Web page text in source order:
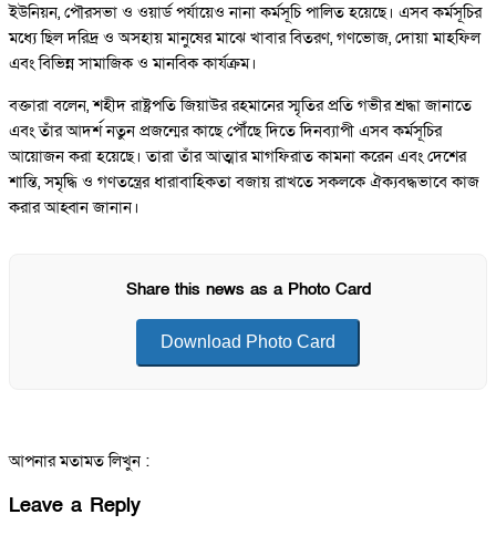
ইউনিয়ন, পৌরসভা ও ওয়ার্ড পর্যায়েও নানা কর্মসূচি পালিত হয়েছে। এসব কর্মসূচির
মধ্যে ছিল দরিদ্র ও অসহায় মানুষের মাঝে খাবার বিতরণ, গণভোজ, দোয়া মাহফিল
এবং বিভিন্ন সামাজিক ও মানবিক কার্যক্রম।
বক্তারা বলেন, শহীদ রাষ্ট্রপতি জিয়াউর রহমানের স্মৃতির প্রতি গভীর শ্রদ্ধা জানাতে
এবং তাঁর আদর্শ নতুন প্রজন্মের কাছে পৌঁছে দিতে দিনব্যাপী এসব কর্মসূচির
আয়োজন করা হয়েছে। তারা তাঁর আত্মার মাগফিরাত কামনা করেন এবং দেশের
শান্তি, সমৃদ্ধি ও গণতন্ত্রের ধারাবাহিকতা বজায় রাখতে সকলকে ঐক্যবদ্ধভাবে কাজ
করার আহ্বান জানান।
Share this news as a Photo Card
Download Photo Card
আপনার মতামত লিখুন :
Leave a Reply